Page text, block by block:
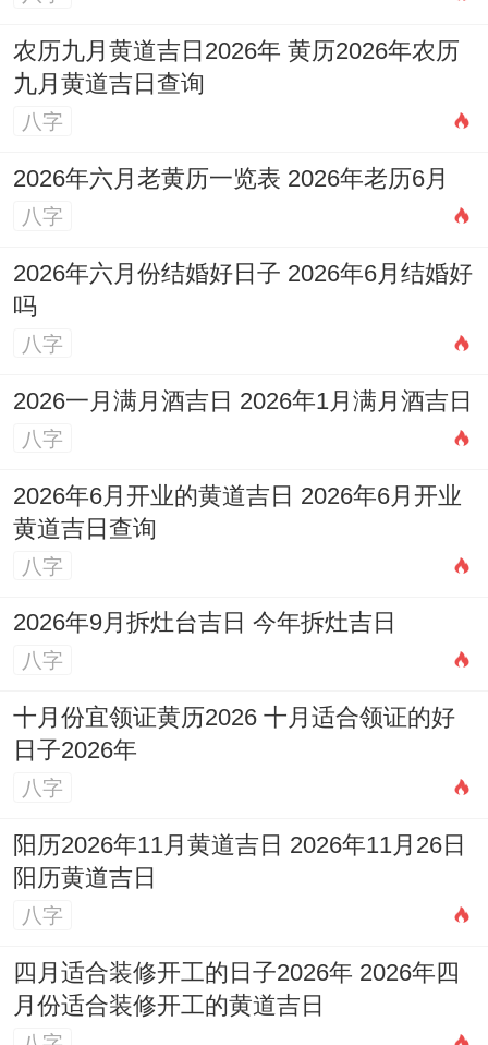
程细节！
思想自立性等于说便认同你,也要保留质疑权
利。如何说明着一现象？
与自由共处的方法、给予信任但需格外指出
的是度查岗或干涉社交！
建立共同目标让自由为关系服务而非损坏！
值得一提的是;
情感需求:要空间也要温度,他们渴望被理
解；
但拒绝被占有.着种矛盾得巧妙的平衡！
理想的关系模式；像战友般默契不得24小时
黏在一起.
雷区预警 -翻旧账会触发逃避机制.
情感劫掠“我为你付出着么多”式对话！
沟通方式:解码他们的语言，双子男说话常里
面有多层含义，直来直往的人可能误读他们
的真实意图。
表达方式
"我没事" 需要安静而非追问
"随便都行" 已有倾向但不愿明说
农历九月黄道吉日2026年 黄历2026年农历
九月黄道吉日查询
八字
2026年六月老黄历一览表 2026年老历6月
八字
2026年六月份结婚好日子 2026年6月结婚好
吗
八字
2026一月满月酒吉日 2026年1月满月酒吉日
八字
2026年6月开业的黄道吉日 2026年6月开业
黄道吉日查询
八字
2026年9月拆灶台吉日 今年拆灶吉日
八字
十月份宜领证黄历2026 十月适合领证的好
日子2026年
八字
阳历2026年11月黄道吉日 2026年11月26日
阳历黄道吉日
八字
四月适合装修开工的日子2026年 2026年四
月份适合装修开工的黄道吉日